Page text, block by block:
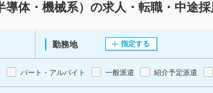
体・機械系）の求人・転職・中途採
勤務地 指定する
パート・アルバイト 一般派遣 紹介予定派遣